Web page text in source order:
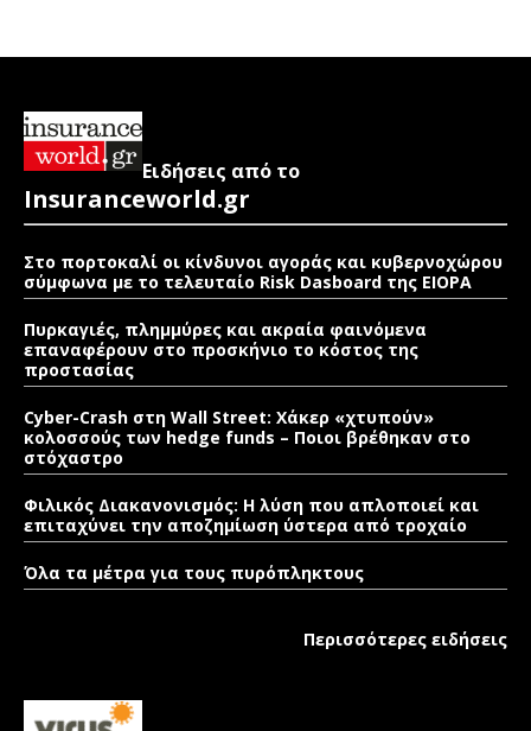
Ειδήσεις από το
Insuranceworld.gr
Στο πορτοκαλί οι κίνδυνοι αγοράς και κυβερνοχώρου
σύμφωνα με το τελευταίο Risk Dasboard της EIOPA
Πυρκαγιές, πλημμύρες και ακραία φαινόμενα
επαναφέρουν στο προσκήνιο το κόστος της
προστασίας
Cyber-Crash στη Wall Street: Χάκερ «χτυπούν»
κολοσσούς των hedge funds – Ποιοι βρέθηκαν στο
στόχαστρο
Φιλικός Διακανονισμός: Η λύση που απλοποιεί και
επιταχύνει την αποζημίωση ύστερα από τροχαίο
Όλα τα μέτρα για τους πυρόπληκτους
Περισσότερες ειδήσεις